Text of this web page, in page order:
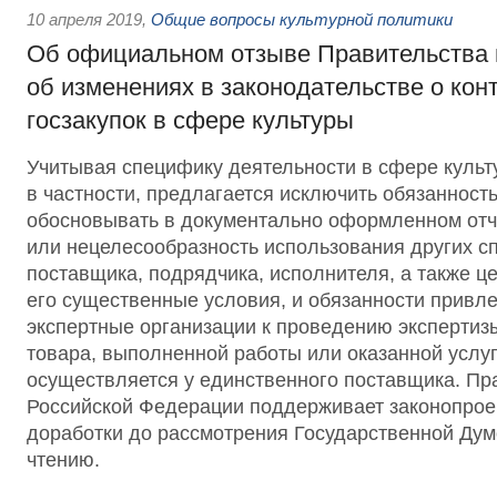
10 апреля 2019, Общие вопросы культурной политики
Об официальном отзыве Правительства
об изменениях в законодательстве о
госзакупок в сфере культуры
Учитывая специфику деятельности в сфере
в частности, предлагается исключить
обосновывать в документально оформленном
или нецелесообразность использования других
поставщика, подрядчика, исполнителя, а также
его существенные условия, и обязанности
экспертные организации к проведению
товара, выполненной работы или оказанной
осуществляется у единственного поставщика.
Российской Федерации поддерживает
доработки до рассмотрения Государственной
чтению.